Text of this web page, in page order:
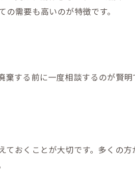
需要も高いのが特徴です。
する前に一度相談するのが賢
おくことが大切です。多くの